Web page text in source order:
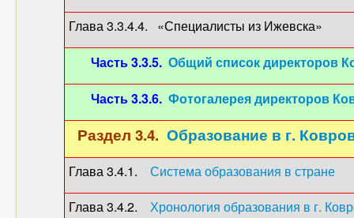
Глава 3.3.4.4. «Специалисты из Ижевска»
Часть 3.3.5. Общий список директоров
Часть 3.3.6. Фотогалерея директоров
Раздел 3.4. Образование в г.
Глава 3.4.1. Система образования в стране
Глава 3.4.2. Хронология образования в г.